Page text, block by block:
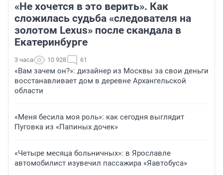
«Не хочется в это верить». Как
сложилась судьба «следователя на
золотом Lexus» после скандала в
Екатеринбурге
3 часа 10 928 61
«Вам зачем он?»: дизайнер из Москвы за свои деньги
восстанавливает дом в деревне Архангельской
области
«Меня бесила моя роль»: как сегодня выглядит
Пуговка из «Папиных дочек»
«Четыре месяца больничных»: в Ярославле
автомобилист изувечил пассажира «Яавтобуса»